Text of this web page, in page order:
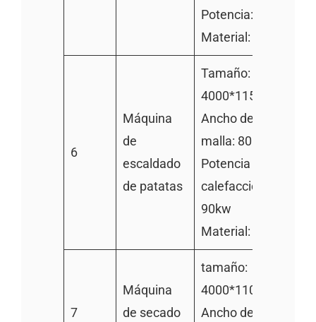
Potencia: 0.75kw
Material: 304SS
6
Máquina
de
escaldado
de patatas
Tamaño:
Ancho de la cinta de
malla: 800mm
Potencia de
calefacción
90kw
Material: 304SS
7
Máquina
de secado
tamaño:
Ancho de la cinta de